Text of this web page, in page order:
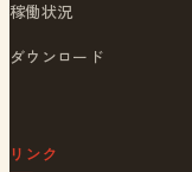
稼働状況
ダウンロード
リンク